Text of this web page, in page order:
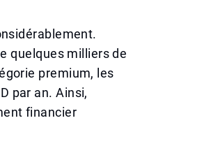
quelques milliers de
premium, les
par an. Ainsi,
financier